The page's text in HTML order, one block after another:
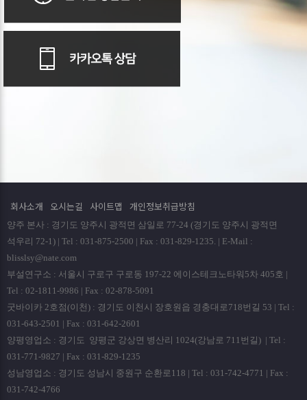
회사소개 오시는길 사이트맵 개인정보취급방침
양주 본사 : 경기도 양주시 광적면 삼일로 77-24 (경기도 양주시 광적면
석우리 72-1) | Tel : 031-875-2500 | Fax : 031-829-1235. | E-Mail :
blisslsy@nate.com
부설연구소 : 서울시 구로구 구로동 197-22 에이스테크노타워5차 405호 |
Tel : 02-1811-9986 | Fax : 02-878-5091
굿바이카 2호점(이천) : 경기도 이천시 장호원읍 경충대로718번길 53 | Tel :
031-643-2501 | Fax : 031-642-2601
양평영업소 : 경기도 양평군 강상면 병산리 1024(강남로 711번길) | Tel :
031-771-9827 | Fax : 031-829-1235
성남영업소 : 경기도 성남시 중원구 순환로118 | Tel : 031-742-4771 | Fax :
031-742-4766